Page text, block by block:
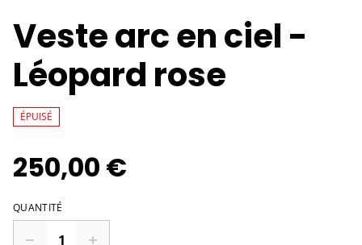
Veste arc en ciel -
Léopard rose
ÉPUISÉ
250,00 €
QUANTITÉ